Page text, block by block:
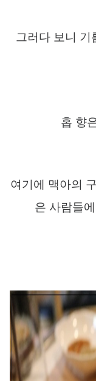
그러다 보니 기
홉 향
여기에 맥아의
은 사람들